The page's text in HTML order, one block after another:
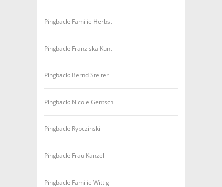
Pingback: Familie Herbst
Pingback: Franziska Kunt
Pingback: Bernd Stelter
Pingback: Nicole Gentsch
Pingback: Rypczinski
Pingback: Frau Kanzel
Pingback: Familie Wittig